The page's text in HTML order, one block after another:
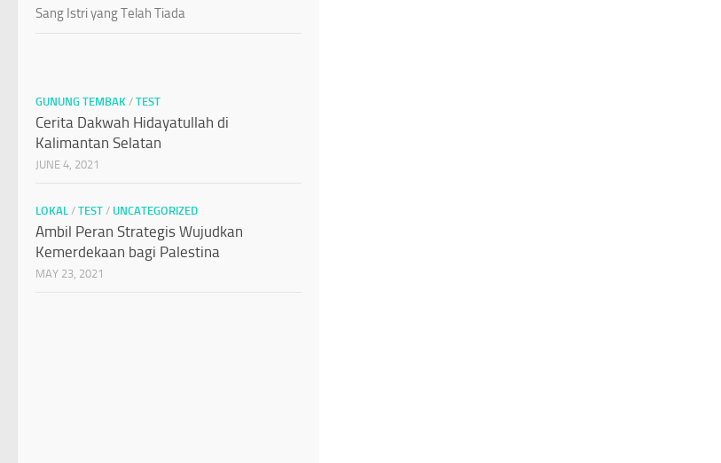
Sang Istri yang Telah Tiada
GUNUNG TEMBAK / TEST
Cerita Dakwah Hidayatullah di
Kalimantan Selatan
JUNE 4, 2021
LOKAL / TEST / UNCATEGORIZED
Ambil Peran Strategis Wujudkan
Kemerdekaan bagi Palestina
MAY 23, 2021